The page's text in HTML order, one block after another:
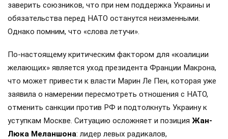
заверить союзников, что при нем поддержка Украины и
обязательства перед НАТО останутся неизменными.
Однако помним, что «слова летучи».
По-настоящему критическим фактором для «коалиции
желающих» является уход президента Франции Макрона,
что может привести к власти Марин Ле Пен, которая уже
заявила о намерении пересмотреть отношения с НАТО,
отменить санкции против РФ и подтолкнуть Украину к
уступкам Москве. Ситуацию осложняет и позиция Жан-
Люка Меланшона: лидер левых радикалов,